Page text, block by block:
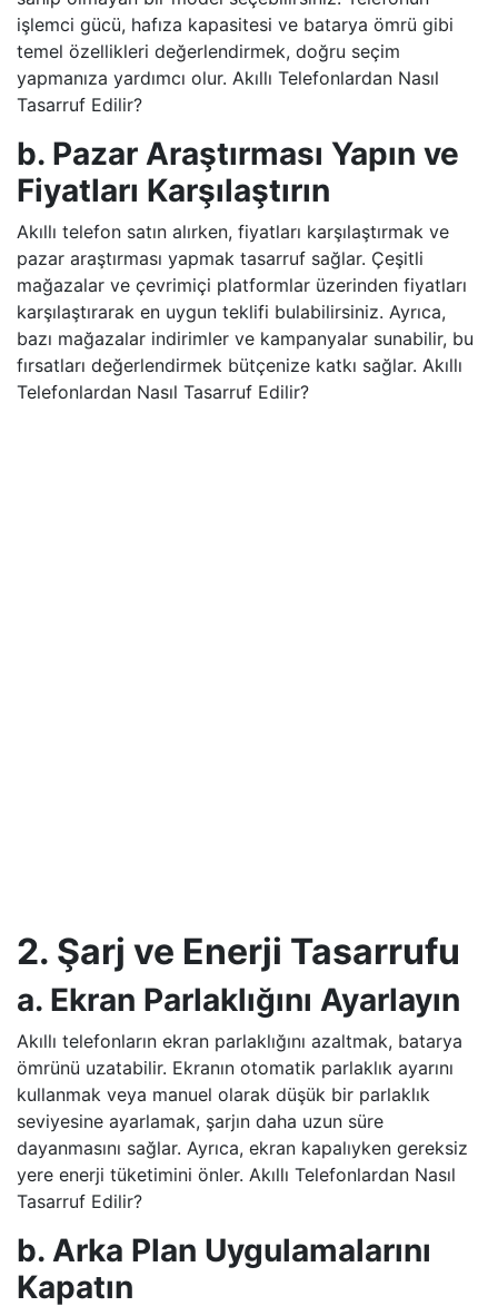
işlemci gücü, hafıza kapasitesi ve batarya ömrü gibi
temel özellikleri değerlendirmek, doğru seçim
yapmanıza yardımcı olur. Akıllı Telefonlardan Nasıl
Tasarruf Edilir?
b. Pazar Araştırması Yapın ve
Fiyatları Karşılaştırın
Akıllı telefon satın alırken, fiyatları karşılaştırmak ve
pazar araştırması yapmak tasarruf sağlar. Çeşitli
mağazalar ve çevrimiçi platformlar üzerinden fiyatları
karşılaştırarak en uygun teklifi bulabilirsiniz. Ayrıca,
bazı mağazalar indirimler ve kampanyalar sunabilir, bu
fırsatları değerlendirmek bütçenize katkı sağlar. Akıllı
Telefonlardan Nasıl Tasarruf Edilir?
2. Şarj ve Enerji Tasarrufu
a. Ekran Parlaklığını Ayarlayın
Akıllı telefonların ekran parlaklığını azaltmak, batarya
ömrünü uzatabilir. Ekranın otomatik parlaklık ayarını
kullanmak veya manuel olarak düşük bir parlaklık
seviyesine ayarlamak, şarjın daha uzun süre
dayanmasını sağlar. Ayrıca, ekran kapalıyken gereksiz
yere enerji tüketimini önler. Akıllı Telefonlardan Nasıl
Tasarruf Edilir?
b. Arka Plan Uygulamalarını
Kapatın